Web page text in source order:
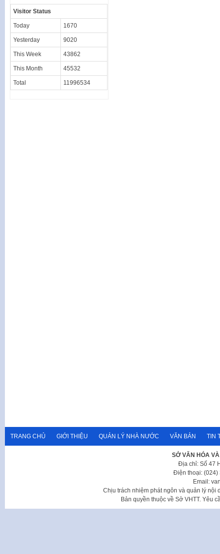
Visitor Status
Today 1670
Yesterday 9020
This Week 43862
This Month 45532
Total 11996534
TRANG CHỦ GIỚI THIỆU QUẢN LÝ NHÀ NƯỚC VĂN BẢN TIN
SỞ VĂN HÓA
Địa chỉ: Số 47
Điện thoại: (024)
Email:
Chịu trách nhiệm phát ngôn và quản lý nội
Bản quyền thuộc về Sở VHTT. Yêu